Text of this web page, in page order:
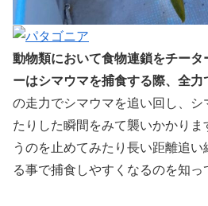
動物類において食物連鎖をチータ
ーはシマウマを捕食する際、全力
の走力でシマウマを追い回し、シ
たりした瞬間をみて襲いかかり
うのを止めてみたり長い距離追
る事で捕食しやすくなるのを知っ